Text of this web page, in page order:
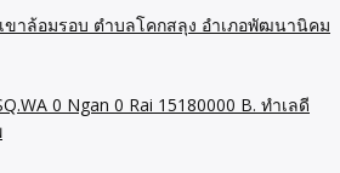
าล้อมรอบ ตำบลโคกสลุง อำเภอพัฒนานิคม
0 Ngan 0 Rai 15180000 B. ทำเลดี